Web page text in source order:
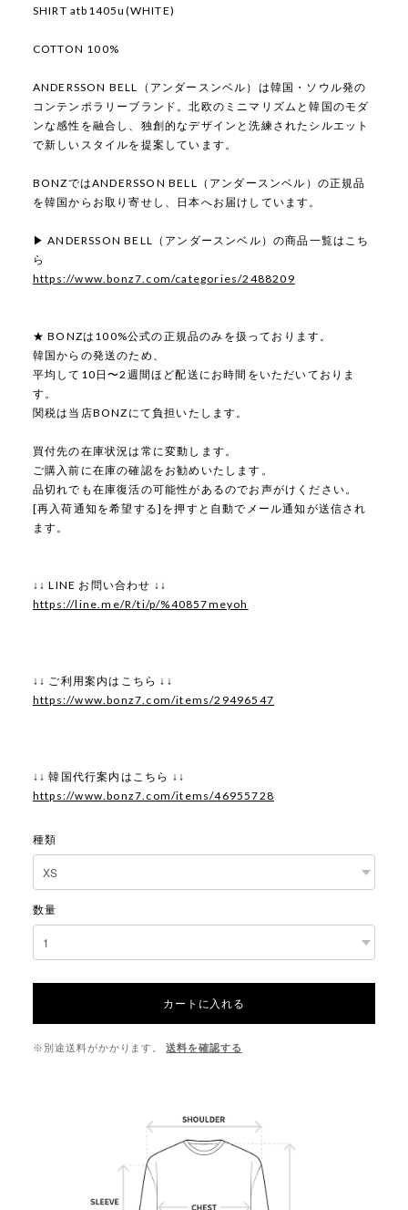
SHIRT atb1405u(WHITE)
COTTON 100%
ANDERSSON BELL（アンダースンベル）は韓国・ソウル発の
コンテンポラリーブランド。北欧のミニマリズムと韓国のモダ
ンな感性を融合し、独創的なデザインと洗練されたシルエット
で新しいスタイルを提案しています。
BONZではANDERSSON BELL（アンダースンベル）の正規品
を韓国からお取り寄せし、日本へお届けしています。
▶ ANDERSSON BELL（アンダースンベル）の商品一覧はこち
ら
https://www.bonz7.com/categories/2488209
★ BONZは100%公式の正規品のみを扱っております。
韓国からの発送のため、
平均して10日〜2週間ほど配送にお時間をいただいておりま
す。
関税は当店BONZにて負担いたします。
買付先の在庫状況は常に変動します。
ご購入前に在庫の確認をお勧めいたします。
品切れでも在庫復活の可能性があるのでお声がけください。
[再入荷通知を希望する]を押すと自動でメール通知が送信され
ます。
↓↓ LINE お問い合わせ ↓↓
https://line.me/R/ti/p/%40857meyoh
↓↓ ご利用案内はこちら ↓↓
https://www.bonz7.com/items/29496547
↓↓ 韓国代行案内はこちら ↓↓
https://www.bonz7.com/items/46955728
種類
数量
カートに入れる
※別途送料がかかります。 送料を確認する